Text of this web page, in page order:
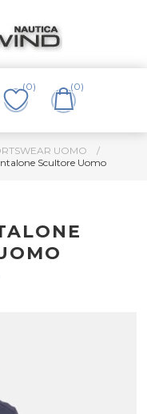
(0) (0)
UOMO
/
Scultore Uomo